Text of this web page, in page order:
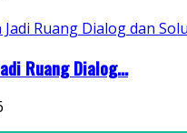
Ruang Dialog...